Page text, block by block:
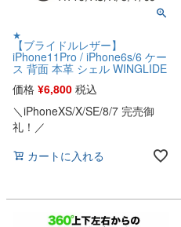
★
【ブライドルレザー】
iPhone11Pro / iPhone6s/6 ケー
ス 背面 本革 シェル WINGLIDE
価格 ¥6,800 税込
＼iPhoneXS/X/SE/8/7 完売御
礼！／
カートに入れる